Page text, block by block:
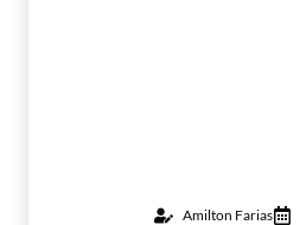
Amilton Farias